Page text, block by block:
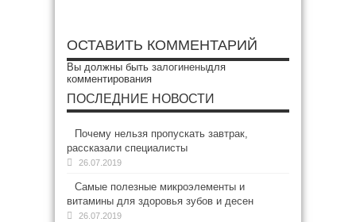
ОСТАВИТЬ КОММЕНТАРИЙ
Вы должны быть залогиненыдля
комментирования
ПОСЛЕДНИЕ НОВОСТИ
Почему нельзя пропускать завтрак,
рассказали специалисты
26.07.2019
Самые полезные микроэлементы и
витамины для здоровья зубов и десен
26.07.2019